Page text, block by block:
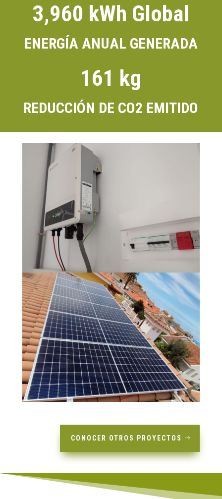
3,960 kWh Global
ENERGÍA ANUAL GENERADA
161 kg
REDUCCIÓN DE CO2 EMITIDO
CONOCER OTROS PROYECTOS